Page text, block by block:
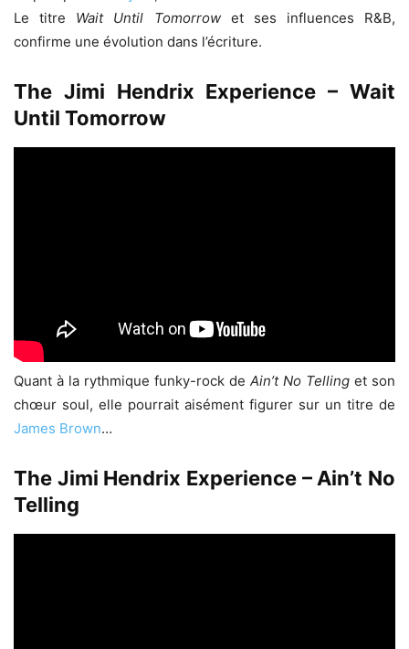
Le titre Wait Until Tomorrowet ses influences R&B,
confirme une évolution dans l’écriture.
The Jimi Hendrix Experience – Wait
Until Tomorrow
Quant à la rythmique funky-rock de Ain’t No Telling et son
chœur soul, elle pourrait aisément figurer sur un titre de
James Brown…
The Jimi Hendrix Experience – Ain’t No
Telling